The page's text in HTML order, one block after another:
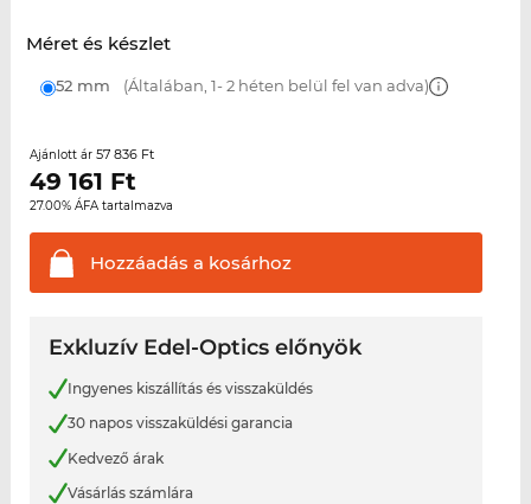
Méret és készlet
52 mm (Általában, 1- 2 héten belül fel van adva)
Ajánlott ár 57 836 Ft
49 161 Ft
27.00% ÁFA tartalmazva
Hozzáadás a kosárhoz
Exkluzív Edel-Optics előnyök
Ingyenes kiszállítás és visszaküldés
30 napos visszaküldési garancia
Kedvező árak
Vásárlás számlára